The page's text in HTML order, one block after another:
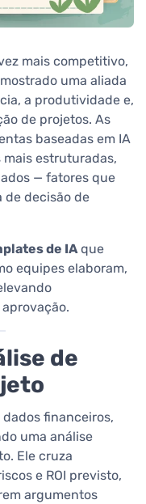
mais competitivo,
uma aliada
a produtividade e,
de projetos. As
baseadas em IA
estruturadas,
— fatores que
de decisão de
de IAque
equipes elaboram,
de
financeiros,
uma análise
Ele cruza
e ROI previsto,
argumentos